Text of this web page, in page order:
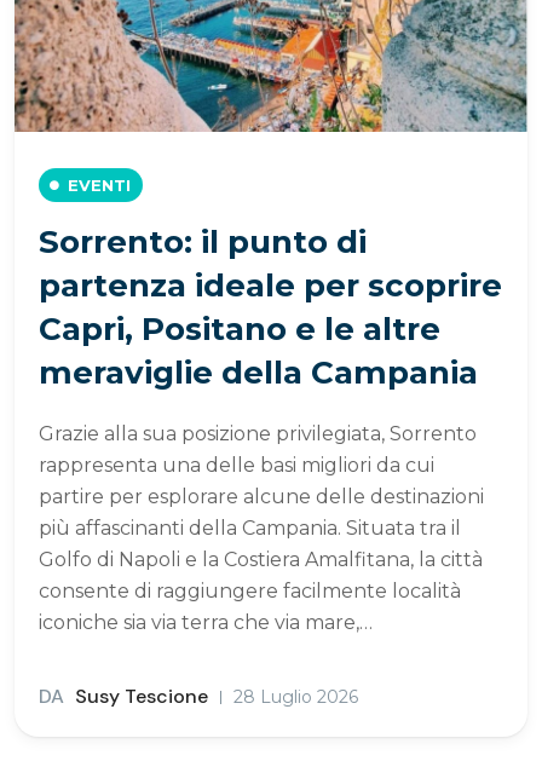
EVENTI
Sorrento: il punto di
partenza ideale per scoprire
Capri, Positano e le altre
meraviglie della Campania
Grazie alla sua posizione privilegiata, Sorrento
rappresenta una delle basi migliori da cui
partire per esplorare alcune delle destinazioni
più affascinanti della Campania. Situata tra il
Golfo di Napoli e la Costiera Amalfitana, la città
consente di raggiungere facilmente località
iconiche sia via terra che via mare,…
DA Susy Tescione 28 Luglio 2026